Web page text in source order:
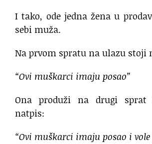
I tako, ode jedna žena u
sebi muža.
Na prvom spratu na ulazu stoji
“Ovi muškarci imaju posao”
Ona produži na drugi
natpis:
“Ovi muškarci imaju posao i vole